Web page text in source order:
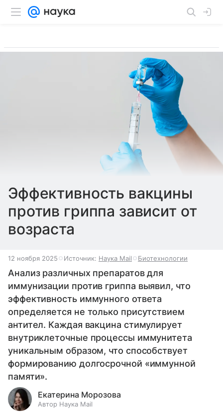
Эффективность вакцины
против гриппа зависит от
возраста
12 ноября 2025 Источник: Наука Mail Биотехнологии
Анализ различных препаратов для
иммунизации против гриппа выявил, что
эффективность иммунного ответа
определяется не только присутствием
антител. Каждая вакцина стимулирует
внутриклеточные процессы иммунитета
уникальным образом, что способствует
формированию долгосрочной «иммунной
памяти».
Екатерина Морозова
Автор Наука Mail